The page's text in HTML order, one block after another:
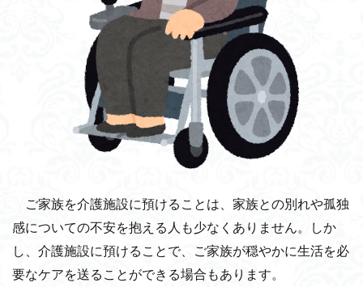
ご家族を介護施設に預けることは、家族との別れや孤独
感についての不安を抱える人も少なくありません。しか
し、介護施設に預けることで、ご家族が穏やかに生活を必
要なケアを送ることができる場合もあります。